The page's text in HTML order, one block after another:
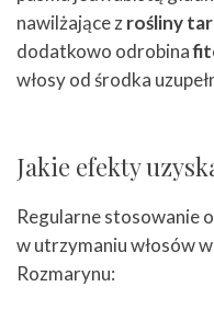
nawilżające zrośliny
dodatkowo odrobina
włosy od środka
Jakie efekty
Regularne stosowanie
w utrzymaniu włosów
Rozmarynu: